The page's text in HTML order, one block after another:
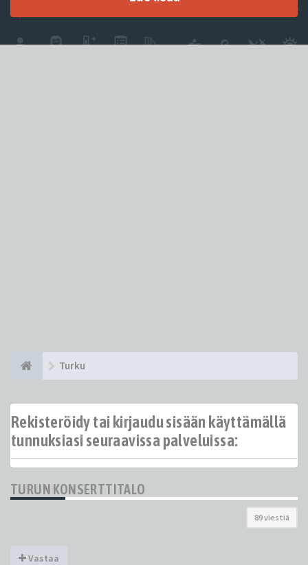
Turku
Rekisteröidy tai kirjaudu sisään käyttämällä
tunnuksiasi seuraavissa palveluissa:
TURUN KONSERTTITALO
89 viestiä
Vastaa